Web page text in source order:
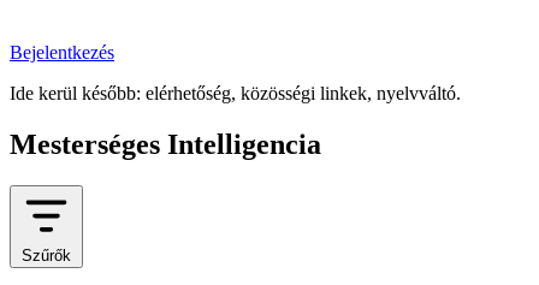
Bejelentkezés
Ide kerül később: elérhetőség, közösségi linkek, nyelvváltó.
Mesterséges Intelligencia
Szűrők